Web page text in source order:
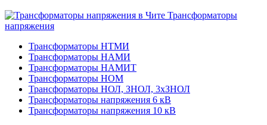
Трансформаторы
напряжения
Трансформаторы НТМИ
Трансформаторы НАМИ
Трансформаторы НАМИТ
Трансформаторы НОМ
Трансформаторы НОЛ, ЗНОЛ, 3хЗНОЛ
Трансформаторы напряжения 6 кВ
Трансформаторы напряжения 10 кВ